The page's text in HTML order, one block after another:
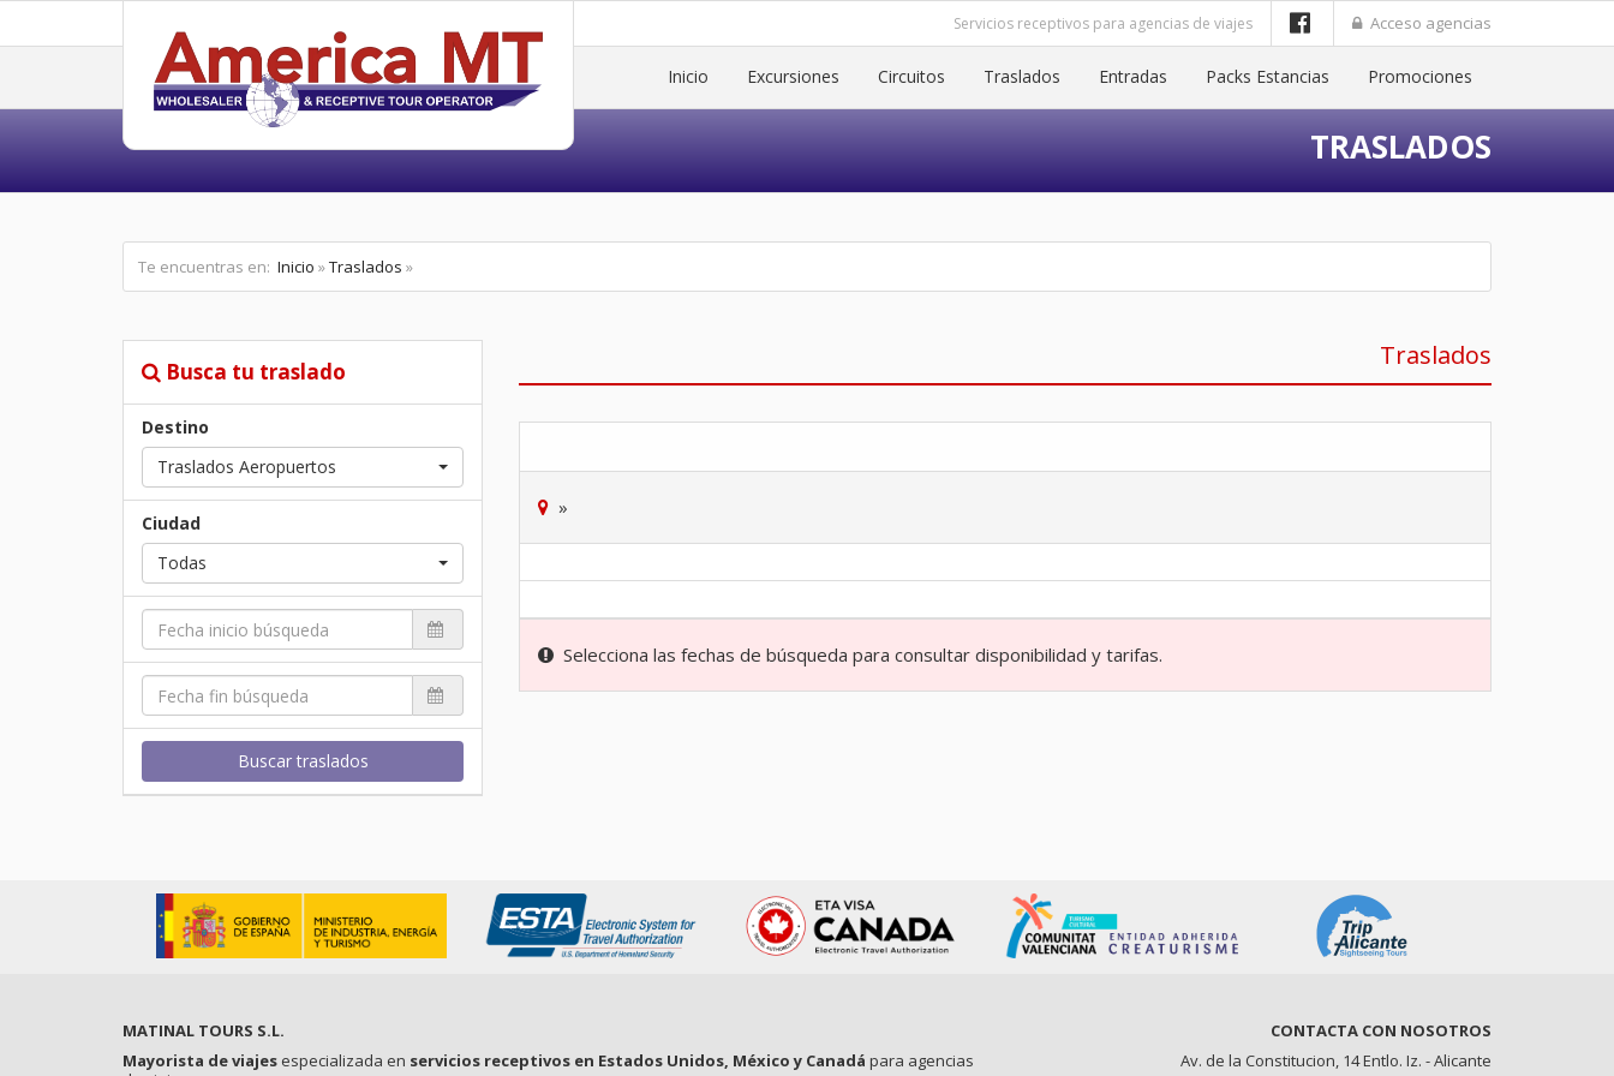
Acceso agencias
Servicios receptivos para agencias de viajes
Inicio Excursiones Circuitos Traslados Entradas Packs Estancias Promociones
TRASLADOS
Te encuentras en: Inicio »Traslados »
Busca tu traslado
Destino
Traslados Aeropuertos
Ciudad
Todas
Buscar traslados
Traslados
»
Selecciona las fechas de búsqueda para consultar disponibilidad y tarifas.
MATINAL TOURS S.L.
Mayorista de viajes especializada en servicios receptivos en Estados Unidos, México y Canadá para agencias
CONTACTA CON NOSOTROS
Av. de la Constitucion, 14 Entlo. Iz. - Alicante